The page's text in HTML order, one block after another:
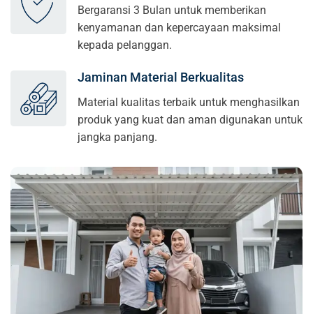
Bergaransi 3 Bulan untuk memberikan
kenyamanan dan kepercayaan maksimal
kepada pelanggan.
Jaminan Material Berkualitas
Material kualitas terbaik untuk menghasilkan
produk yang kuat dan aman digunakan untuk
jangka panjang.